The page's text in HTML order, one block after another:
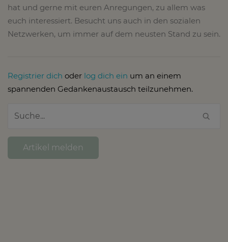
hat und gerne mit euren Anregungen, zu allem was
euch interessiert. Besucht uns auch in den sozialen
Netzwerken, um immer auf dem neusten Stand zu sein.
Registrier dich oder log dich ein um an einem
spannenden Gedankenaustausch teilzunehmen.
Artikel melden